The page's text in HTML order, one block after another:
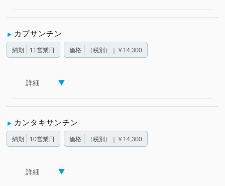
カプサンチン
納期 11営業日 価格 （税別）｜￥14,300
詳細
カンタキサンチン
納期 10営業日 価格 （税別）｜￥14,300
詳細